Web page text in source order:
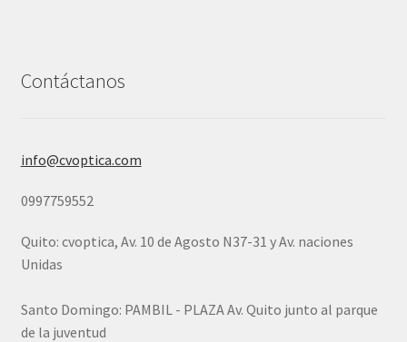
Contáctanos
info@cvoptica.com
0997759552
Quito: cvoptica, Av. 10 de Agosto N37-31 y Av. naciones
Unidas
Santo Domingo: PAMBIL - PLAZA Av. Quito junto al parque
de la juventud